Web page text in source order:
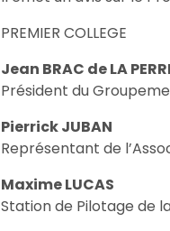
PREMIER COLLEGE
Jean BRAC de LA
Président du
Pierrick JUBAN
Représentant de
Maxime LUCAS
Station de Pilotage de